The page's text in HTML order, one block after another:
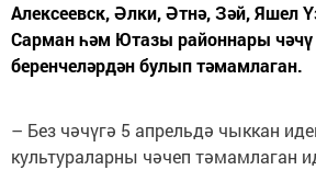
Алексеевск, Әлки, Әтнә, Зәй, Яшел
Сарман һәм Ютазы районнары чәчү
беренчеләрдән булып тәмамлаган.
– Без чәчүгә 5 апрельдә чыккан
культураларны чәчеп тәмамлаган